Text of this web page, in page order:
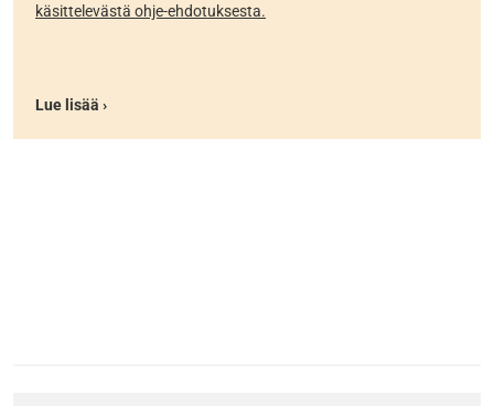
käsittelevästä ohje-ehdotuksesta.
Lue lisää ›